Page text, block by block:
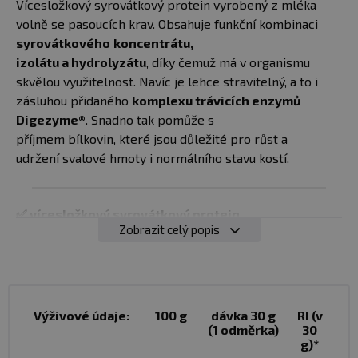
banán
Momentálně
nedostupné
dostupnost
2000 g
bez příchuti
1 699 Kč
Momentálně
nedostupné
Hlídat
dostupnost
Vícesložkový syrovátkový protein vyrobený z mléka
volně se pasoucích krav. Obsahuje funkční kombinaci
syrovátkového koncentrátu,
izolátu a hydrolyzátu, díky čemuž má v organismu
skvělou využitelnost. Navíc je lehce stravitelný, a to i
zásluhou přidaného komplexu trávicích enzymů
Digezyme®. Snadno tak pomůže s
příjmem bílkovin, které jsou důležité pro růst a
udržení svalové hmoty i normálního stavu kostí.
✅ vícesložkový syrovátkový protein
✅ je vyroben z mléka volně se pasoucích krav
✅ v jedné porci obsahuje 22,4 g bílkovin
✅ obsahuje všechny esenciální aminokyseliny
Zobrazit celý popis
Výživové údaje: 100 g
dávka 30 g
(1 odměrka)
RI (v
30
g)*